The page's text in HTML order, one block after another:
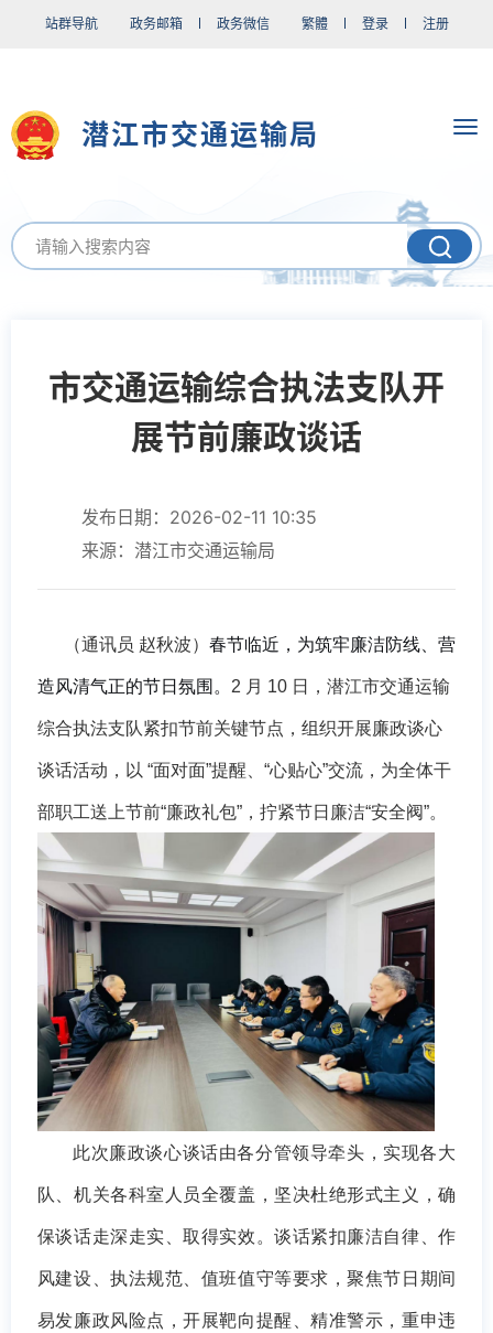
站群导航 政务邮箱 政务微信 繁體 登录 注册
潜江市交通运输局
市交通运输综合执法支队开
展节前廉政谈话
发布日期：2026-02-11 10:35
来源：潜江市交通运输局
（通讯员 赵秋波） 春节临近，为筑牢廉洁防线、营
造风清气正的节日氛围。 2 月 10 日，潜江市交通运输
综合执法支队紧扣节前关键节点，组织开展廉政谈心
谈话活动，以 “面对面”提醒、“心贴心”交流，为全体干
部职工送上节前“廉政礼包”，拧紧节日廉洁“安全阀”。
此次廉政谈心谈话由各分管领导牵头，实现各大
队、机关各科室人员全覆盖，坚决杜绝形式主义，确
保谈话走深走实、取得实效。谈话紧扣廉洁自律、作
风建设、执法规范、值班值守等要求，聚焦节日期间
易发廉政风险点，开展靶向提醒、精准警示，重申违